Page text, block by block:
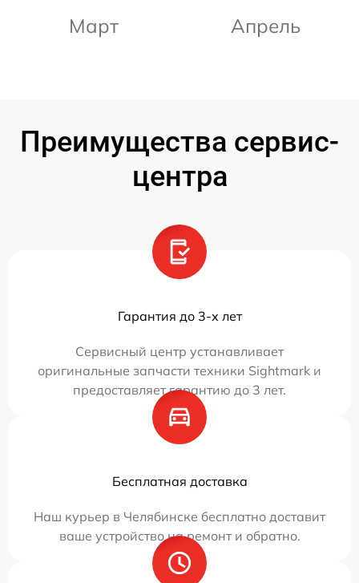
Март Апрель
Преимущества сервис-
центра
Гарантия до 3-х лет
Сервисный центр устанавливает
оригинальные запчасти техники Sightmark и
предоставляет гарантию до 3 лет.
Бесплатная доставка
Наш курьер в Челябинске бесплатно доставит
ваше устройство на ремонт и обратно.